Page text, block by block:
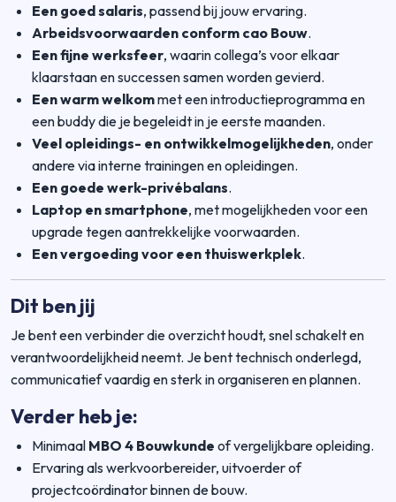
Een goed salaris, passend bij jouw ervaring.
Arbeidsvoorwaarden conform cao Bouw.
Een fijne werksfeer, waarin collega’s voor elkaar
klaarstaan en successen samen worden gevierd.
Een warm welkommet een introductieprogramma en
een buddy die je begeleidt in je eerste maanden.
Veel opleidings- en ontwikkelmogelijkheden, onder
andere via interne trainingen en opleidingen.
Een goede werk-privébalans.
Laptop en smartphone, met mogelijkheden voor een
upgrade tegen aantrekkelijke voorwaarden.
Een vergoeding voor een thuiswerkplek.
Dit ben jij
Je bent een verbinder die overzicht houdt, snel schakelt en
verantwoordelijkheid neemt. Je bent technisch onderlegd,
communicatief vaardig en sterk in organiseren en plannen.
Verder heb je:
Minimaal MBO 4 Bouwkunde of vergelijkbare opleiding.
Ervaring als werkvoorbereider, uitvoerder of
projectcoördinator binnen de bouw.